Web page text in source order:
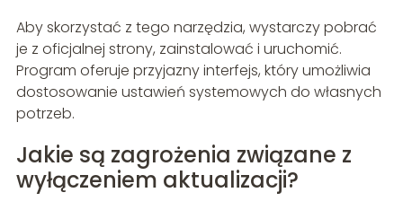
Aby skorzystać z tego narzędzia, wystarczy pobrać
je z oficjalnej strony, zainstalować i uruchomić.
Program oferuje przyjazny interfejs, który umożliwia
dostosowanie ustawień systemowych do własnych
potrzeb.
Jakie są zagrożenia związane z
wyłączeniem aktualizacji?